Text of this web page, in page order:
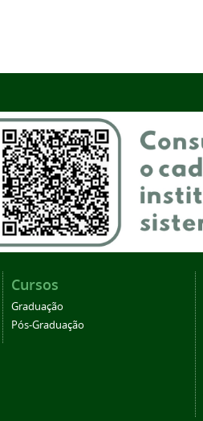
Cursos
Graduação
Pós-Graduação